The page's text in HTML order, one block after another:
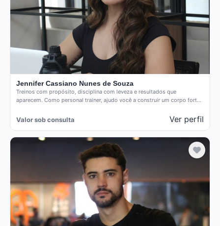
Jennifer Cassiano Nunes de Souza
Treinos com propósito, disciplina com leveza e resultados que
aparecem. Como personal trainer, ajudo você a construir um corpo forte,
Valor sob consulta Ver perfil
Verificado